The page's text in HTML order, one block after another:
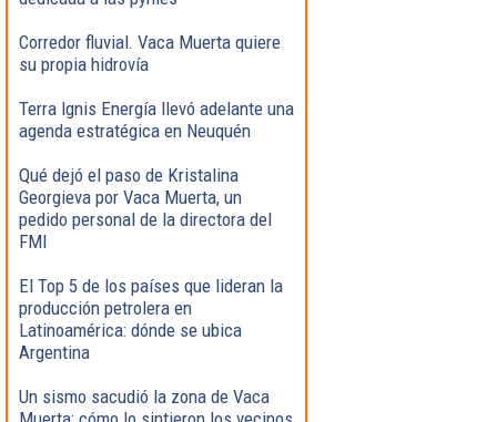
Corredor fluvial. Vaca Muerta quiere
su propia hidrovía
Terra Ignis Energía llevó adelante una
agenda estratégica en Neuquén
Qué dejó el paso de Kristalina
Georgieva por Vaca Muerta, un
pedido personal de la directora del
FMI
El Top 5 de los países que lideran la
producción petrolera en
Latinoamérica: dónde se ubica
Argentina
Un sismo sacudió la zona de Vaca